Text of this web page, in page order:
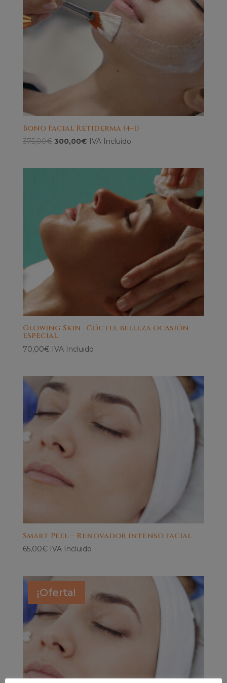
Bono Facial Retiderma (4+1)
375,00€ El
300,00€El
300,00€.
IVA Incluido
Glowing Skin- Cóctel belleza ocasión
especial
70,00€ IVA Incluido
Smart Peel – Renovador intenso facial
65,00€ IVA Incluido
¡Oferta!